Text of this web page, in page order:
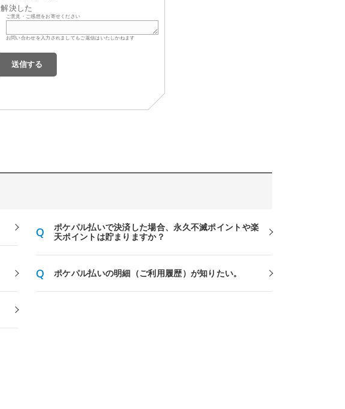
解決した
ご意見・ご感想をお寄せください
お問い合わせを入力されましてもご返信はいたしかねます
ポケパル払いで決済した場合、永久不滅ポイントや楽
天ポイントは貯まりますか？
ポケパル払いの明細（ご利用履歴）が知りたい。